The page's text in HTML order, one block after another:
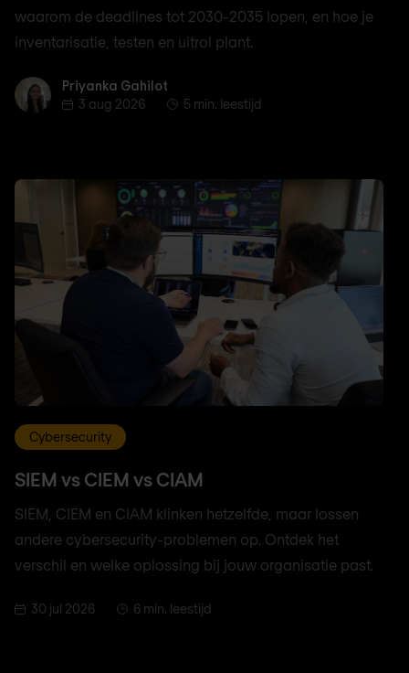
waarom de deadlines tot 2030-2035 lopen, en hoe je
inventarisatie, testen en uitrol plant.
Priyanka Gahilot
Priyanka Gahilot
3 aug 2026
5 min. leestijd
Cybersecurity
SIEM vs CIEM vs CIAM
SIEM, CIEM en CIAM klinken hetzelfde, maar lossen
andere cybersecurity-problemen op. Ontdek het
verschil en welke oplossing bij jouw organisatie past.
30 jul 2026 6 min. leestijd